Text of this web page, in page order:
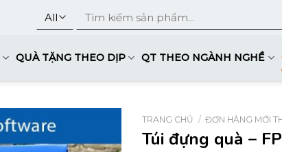
QUÀ TẶNG THEO DỊP QT THEO NGÀNH NGHỀ
TRANG CHỦ / ĐƠN HÀNG MỚI
Túi đựng quà –